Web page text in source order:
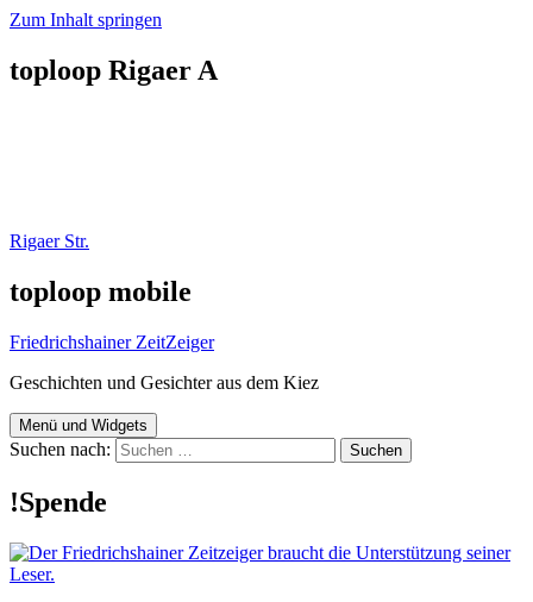
Zum Inhalt springen
toploop Rigaer A
Rigaer Str.
toploop mobile
Friedrichshainer ZeitZeiger
Geschichten und Gesichter aus dem Kiez
Menü und Widgets
Suchen nach:
!Spende